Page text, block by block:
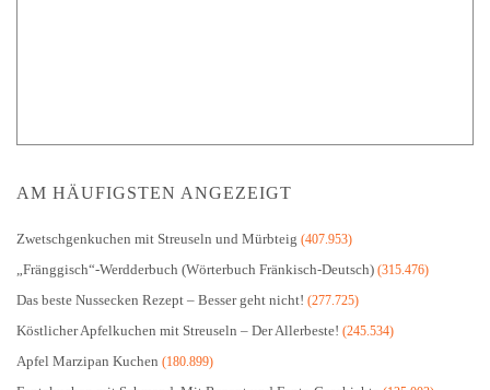
AM HÄUFIGSTEN ANGEZEIGT
Zwetschgenkuchen mit Streuseln und Mürbteig (407.953)
„Fränggisch“-Werdderbuch (Wörterbuch Fränkisch-Deutsch) (315.476)
Das beste Nussecken Rezept – Besser geht nicht! (277.725)
Köstlicher Apfelkuchen mit Streuseln – Der Allerbeste! (245.534)
Apfel Marzipan Kuchen (180.899)